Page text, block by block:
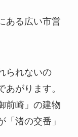
ある広い市営
られないの
がります。
前崎」の建物
渚の交番」